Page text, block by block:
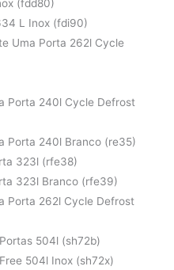
(fdd80)
L Inox (fdi90)
Uma Porta 262l Cycle
Porta 240l Cycle Defrost
Porta 240l Branco (re35)
323l (rfe38)
323l Branco (rfe39)
Porta 262l Cycle Defrost
504l (sh72b)
504l Inox (sh72x)